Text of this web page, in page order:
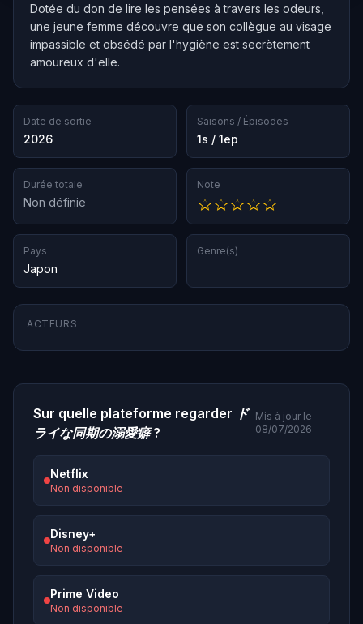
Dotée du don de lire les pensées à travers les odeurs,
une jeune femme découvre que son collègue au visage
impassible et obsédé par l'hygiène est secrètement
amoureux d'elle.
Date de sortie
2026
Saisons / Épisodes
1s / 1ep
Durée totale
Non définie
Note
Pays
Japon
Genre(s)
ACTEURS
Sur quelle plateforme regarder ド
ライな同期の溺愛癖?
Mis à jour le
08/07/2026
Netflix
Non disponible
Disney+
Non disponible
Prime Video
Non disponible